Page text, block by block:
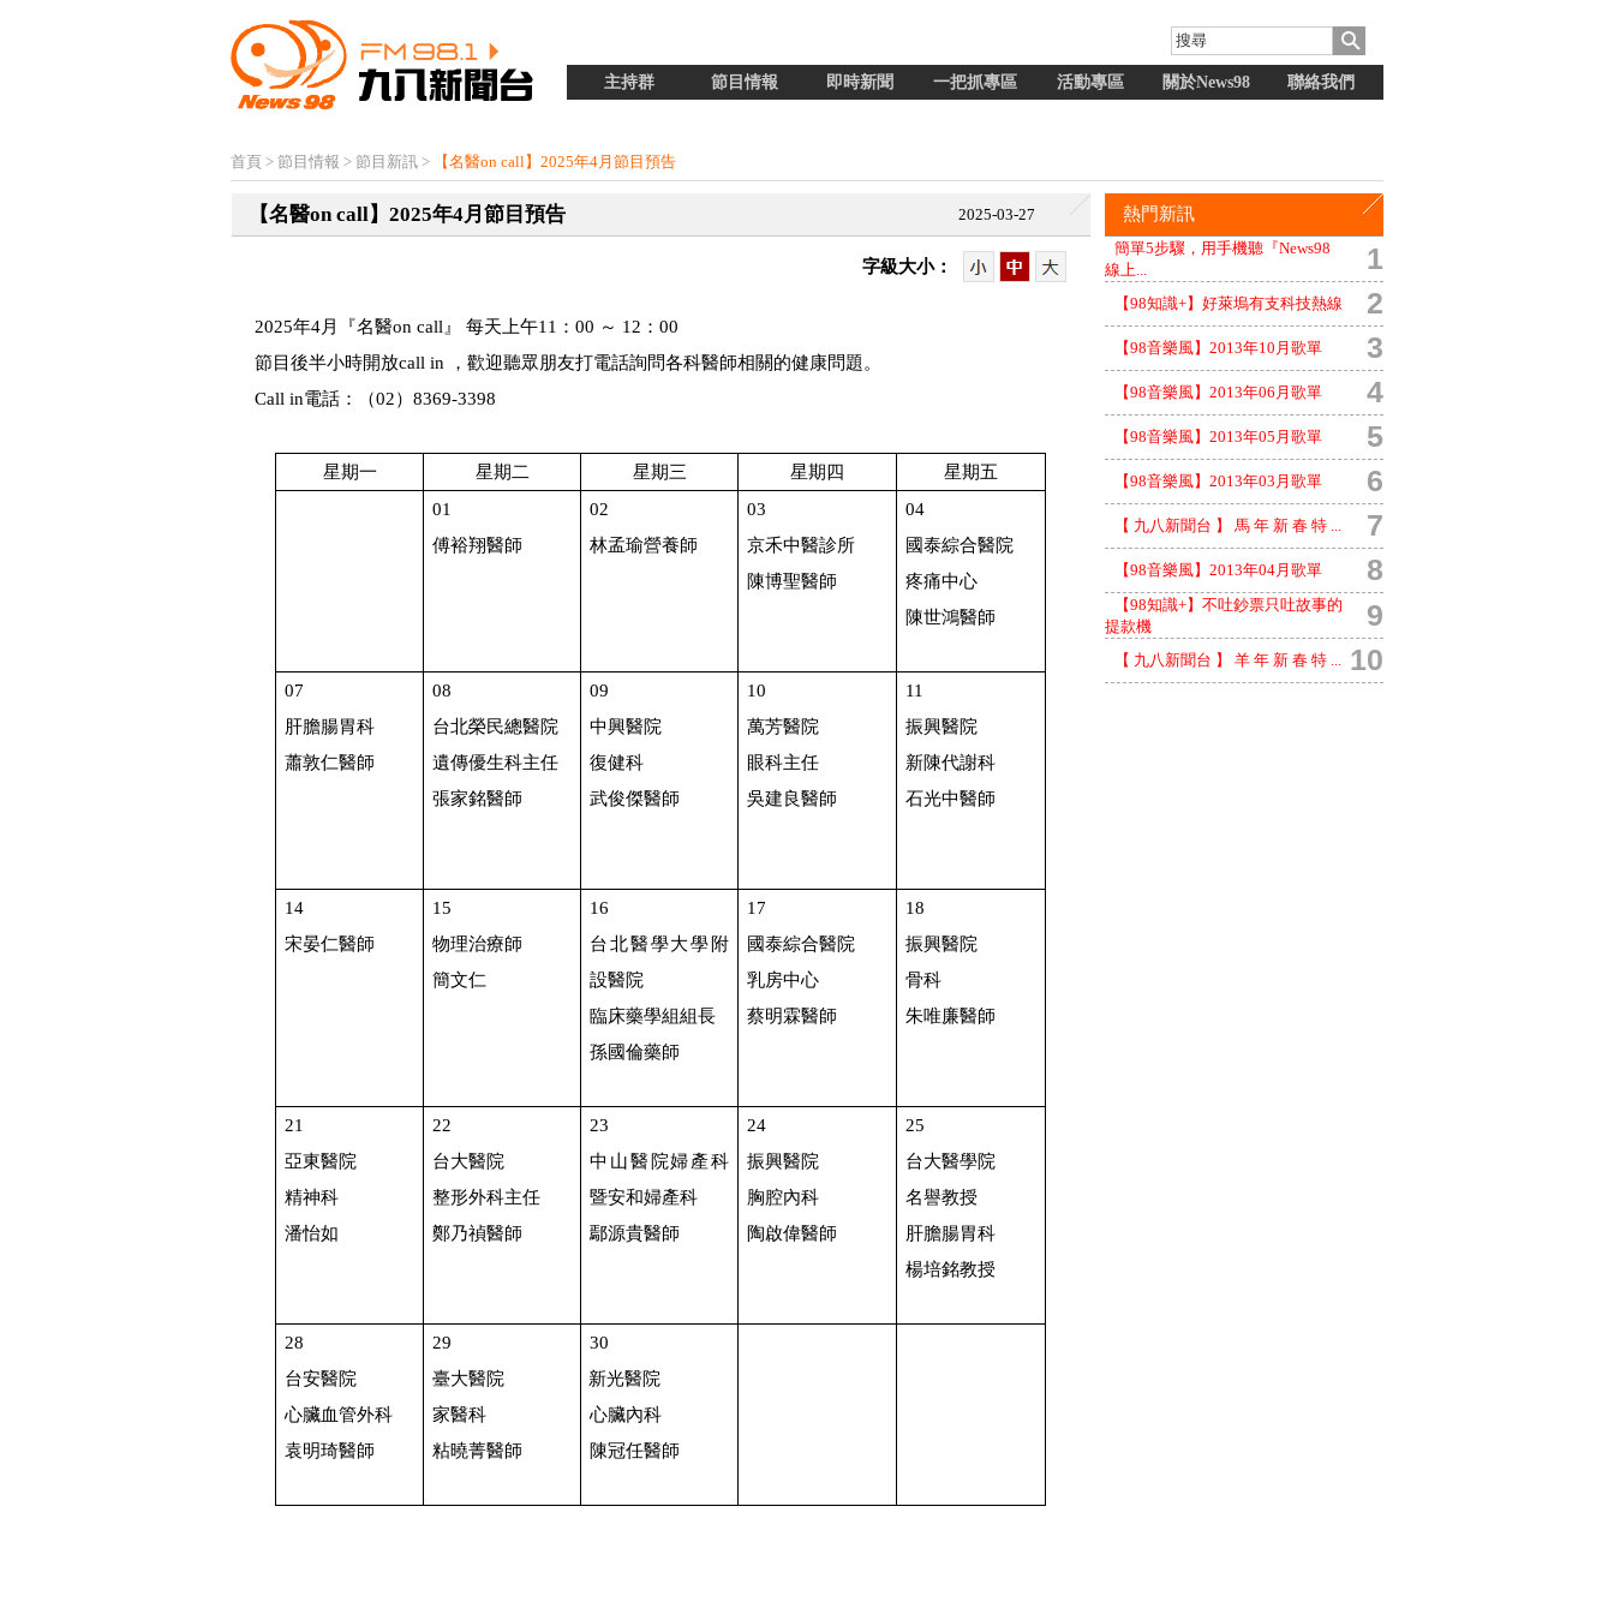
主持群 節目情報 即時新聞 一把抓專區 活動專區 關於News98 聯絡我們
首頁 > 節目情報 > 節目新訊 > 【名醫on call】2025年4月節目預告
【名醫on call】2025年4月節目預告 2025-03-27
字級大小：
2025年4月『名醫on call 』 每天上午11 ： 00 ～ 12 ： 00
節目後半小時開放call in
，歡迎聽眾朋友打電話詢問各科醫師相關的健康問題。
Call in電話：（02） 8369-3398
星期一 星期二 星期三 星期四
星期五
01
傅裕翔醫師
02
林孟瑜營養師
03
京禾中醫診所
陳博聖醫師
04
國泰綜合醫院
疼痛中心
陳世鴻醫師
07
肝膽腸胃科
蕭敦仁醫師
08
台北榮民總醫院
遺傳優生科主任
張家銘醫師
09
中興醫院
復健科
武俊傑醫師
10
萬芳醫院
眼科主任
吳建良醫師
11
振興醫院
新陳代謝科
石光中醫師
14
宋晏仁醫師
15
物理治療師
簡文仁
16
台北醫學大學附
設醫院
臨床藥學組組長
孫國倫藥師
17
國泰綜合醫院
乳房中心
蔡明霖醫師
18
振興醫院
骨科
朱唯廉醫師
21
亞東醫院
精神科
潘怡如
22
台大醫院
整形外科主任
鄭乃禎醫師
23
中山醫院婦產科
暨安和婦產科
鄢源貴醫師
24
振興醫院
胸腔內科
陶啟偉醫師
25
台大醫學院
名譽教授
肝膽腸胃科
楊培銘教授
28
台安醫院
心臟血管外科
袁明琦醫師
29
臺大醫院
家醫科
粘曉菁醫師
30
新光醫院
心臟內科
陳冠任醫師
熱門新訊
簡單5步驟，用手機聽『News98
線上...
1
【98知識+】好萊塢有支科技熱線 2
【98音樂風】2013年10月歌單 3
【98音樂風】2013年06月歌單 4
【98音樂風】2013年05月歌單 5
【98音樂風】2013年03月歌單 6
【 九八新聞台 】 馬 年 新 春 特 ... 7
【98音樂風】2013年04月歌單 8
【98知識+】不吐鈔票只吐故事的
提款機
9
【 九八新聞台 】 羊 年 新 春 特 ... 10